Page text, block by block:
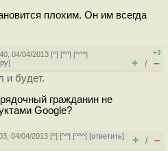
плохим. Он им всегда
04/04/2013 [^] [^^] [^^^]
]
+3
+ / –
и будет.
гражданин не
Google?
04/04/2013 [^] [^^] [^^^] [ответить]
+ / –